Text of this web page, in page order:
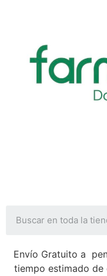
Envío Gratuito a
tiempo estimado de